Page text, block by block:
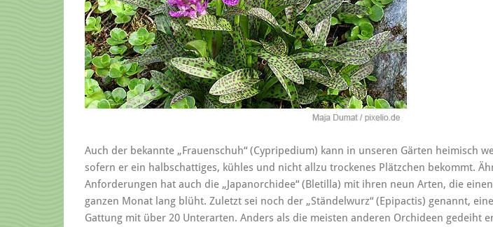
Auch der bekannte „Frauenschuh“ (Cypripedium) kann in unseren Gärten heimisch
sofern er ein halbschattiges, kühles und nicht allzu trockenes Plätzchen bekommt.
Anforderungen hat auch die „Japanorchidee“ (Bletilla) mit ihren neun Arten, die einen
ganzen Monat lang blüht. Zuletzt sei noch der „Ständelwurz“ (Epipactis) genannt, eine
Gattung mit über 20 Unterarten. Anders als die meisten anderen Orchideen gedeiht